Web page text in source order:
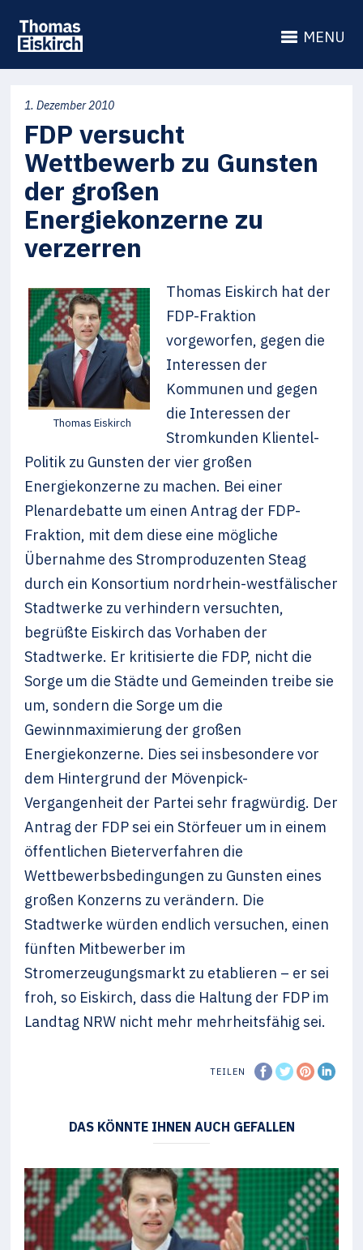
MENU
1. Dezember 2010
FDP versucht
Wettbewerb zu Gunsten
der großen
Energiekonzerne zu
verzerren
Thomas Eiskirch
Thomas Eiskirch hat der
FDP-Fraktion
vorgeworfen, gegen die
Interessen der
Kommunen und gegen
die Interessen der
Stromkunden Klientel-
Politik zu Gunsten der vier großen
Energiekonzerne zu machen. Bei einer
Plenardebatte um einen Antrag der FDP-
Fraktion, mit dem diese eine mögliche
Übernahme des Stromproduzenten Steag
durch ein Konsortium nordrhein-westfälischer
Stadtwerke zu verhindern versuchten,
begrüßte Eiskirch das Vorhaben der
Stadtwerke. Er kritisierte die FDP, nicht die
Sorge um die Städte und Gemeinden treibe sie
um, sondern die Sorge um die
Gewinnmaximierung der großen
Energiekonzerne. Dies sei insbesondere vor
dem Hintergrund der Mövenpick-
Vergangenheit der Partei sehr fragwürdig. Der
Antrag der FDP sei ein Störfeuer um in einem
öffentlichen Bieterverfahren die
Wettbewerbsbedingungen zu Gunsten eines
großen Konzerns zu verändern. Die
Stadtwerke würden endlich versuchen, einen
fünften Mitbewerber im
Stromerzeugungsmarkt zu etablieren – er sei
froh, so Eiskirch, dass die Haltung der FDP im
Landtag NRW nicht mehr mehrheitsfähig sei.
TEILEN
DAS KÖNNTE IHNEN AUCH GEFALLEN